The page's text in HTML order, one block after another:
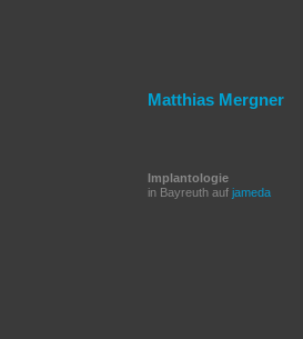
Matthias Mergner
Implantologie
in Bayreuth auf jameda